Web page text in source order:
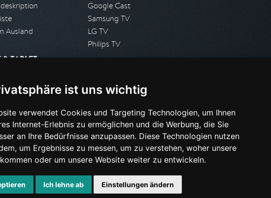
ist uns wichtig
verwendet Cookies und Targeting Technologien, um Ihnen
Internet-Erlebnis zu ermöglichen und die Werbung, die Sie
an Ihre Bedürfnisse anzupassen. Diese Technologien nutzen
um Ergebnisse zu messen, um zu verstehen, woher unsere
oder um unsere Website weiter zu entwickeln.
Ich lehne ab Einstellungen ändern
Ausland
TABLET
Google Cast
Samsung TV
LG TV
Philips TV
Presseanfrage stellen
HILFE & SUPPORT
Häufig gestellte Fragen
Anfrage stellen